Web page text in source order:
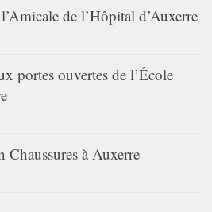
de l’Hôpital d’Auxerre
portes ouvertes de l’École
Chaussures à Auxerre